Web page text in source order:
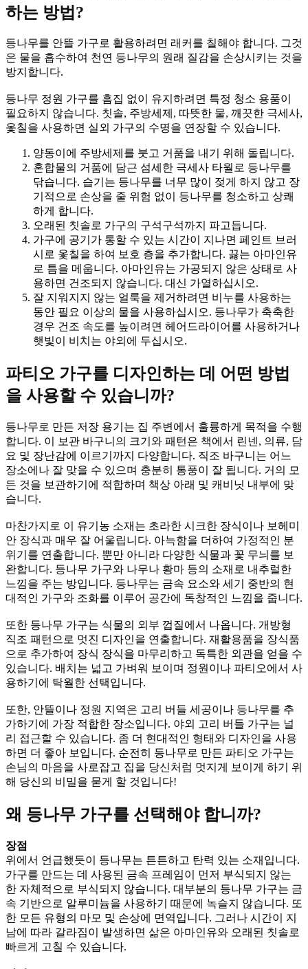
하는 방법?
등나무를 안뜰 가구로 활용하려면 래커를 칠해야 합니다. 그것
은 물을 흡수하여 천연 등나무의 원래 질감을 손상시키는 것을
방지합니다.
등나무 정원 가구를 흠집 없이 유지하려면 특정 청소 용품이
필요하지 않습니다. 칫솔, 주방세제, 따뜻한 물, 깨끗한 극세사,
옻칠을 사용하면 실외 가구의 수명을 연장할 수 있습니다.
양동이에 주방세제를 붓고 거품을 내기 위해 돌립니다.
혼합물의 거품에 담근 섬세한 극세사 타월로 등나무를
닦습니다. 습기는 등나무를 너무 많이 젖게 하지 않고 장
기적으로 손상을 줄 위험 없이 등나무를 청소하고 상쾌
하게 합니다.
오래된 칫솔로 가구의 구석구석까지 파고듭니다.
가구에 공기가 통할 수 있는 시간이 지나면 페인트 브러
시로 옻칠을 하여 보호 층을 추가합니다. 끓는 아마인유
로 틈을 메웁니다. 아마인유는 가공되지 않은 상태로 사
용하면 건조되지 않습니다. 대신 가열하십시오.
잘 지워지지 않는 얼룩을 제거하려면 비누를 사용하는
동안 필요 이상의 물을 사용하십시오. 등나무가 축축한
경우 건조 속도를 높이려면 헤어드라이어를 사용하거나
햇빛이 비치는 야외에 두십시오.
파티오 가구를 디자인하는 데 어떤 방법
을 사용할 수 있습니까?
등나무로 만든 저장 용기는 집 주변에서 훌륭하게 목적을 수행
합니다. 이 보관 바구니의 크기와 패턴은 책에서 린넨, 의류, 담
요 및 장난감에 이르기까지 다양합니다. 직조 바구니는 어느
장소에나 잘 맞을 수 있으며 충분히 통풍이 잘 됩니다. 거의 모
든 것을 보관하기에 적합하며 책상 아래 및 캐비닛 내부에 맞
습니다.
마찬가지로 이 유기농 소재는 초라한 시크한 장식이나 보헤미
안 장식과 매우 잘 어울립니다. 아늑함을 더하여 가정적인 분
위기를 연출합니다. 뿐만 아니라 다양한 식물과 꽃 무늬를 보
완합니다. 등나무 가구와 나무나 황마 등의 소재로 내추럴한
느낌을 주는 방입니다. 등나무는 금속 요소와 세기 중반의 현
대적인 가구와 조화를 이루어 공간에 독창적인 느낌을 줍니다.
또한 등나무 가구는 식물의 외부 껍질에서 나옵니다. 개방형
직조 패턴으로 멋진 디자인을 연출합니다. 재활용품을 장식품
으로 추가하여 장식 장식을 마무리하고 독특한 외관을 얻을 수
있습니다. 배치는 넓고 가벼워 보이며 정원이나 파티오에서 사
용하기에 탁월한 선택입니다.
또한, 안뜰이나 정원 지역은 고리 버들 세공이나 등나무를 추
가하기에 가장 적합한 장소입니다. 야외 고리 버들 가구는 널
리 접근할 수 있습니다. 좀 더 현대적인 형태와 디자인을 사용
하면 더 좋아 보입니다. 순전히 등나무로 만든 파티오 가구는
손님의 마음을 사로잡고 집을 당신처럼 멋지게 보이게 하기 위
해 당신의 비밀을 묻게 할 것입니다!
왜 등나무 가구를 선택해야 합니까?
장점
위에서 언급했듯이 등나무는 튼튼하고 탄력 있는 소재입니다.
가구를 만드는 데 사용된 금속 프레임이 먼저 부식되지 않는
한 자체적으로 부식되지 않습니다. 대부분의 등나무 가구는 금
속 기반으로 알루미늄을 사용하기 때문에 녹슬지 않습니다. 또
한 모든 유형의 마모 및 손상에 면역입니다. 그러나 시간이 지
남에 따라 갈라짐이 발생하면 삶은 아마인유와 오래된 칫솔로
빠르게 고칠 수 있습니다.